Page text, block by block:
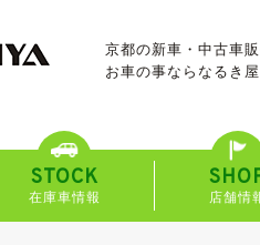
京都の新車・中古車
お車の事なら なるき屋
STOCK
在庫車情報 店舗情